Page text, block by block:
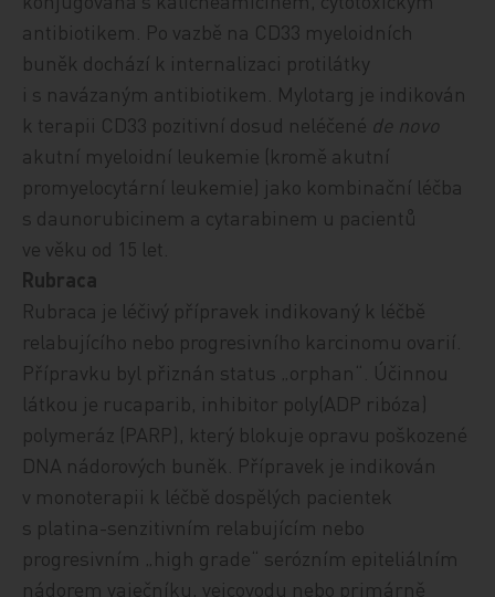
antibiotikem. Po vazbě na CD33 myeloidních
buněk dochází k internalizaci protilátky
i s navázaným antibiotikem. Mylotarg je indikován
k terapii CD33 pozitivní dosud neléčené de novo
akutní myeloidní leukemie (kromě akutní
promyelocytární leukemie) jako kombinační léčba
s daunorubicinem a cytarabinem u pacientů
ve věku od 15 let.
Rubraca
Rubraca je léčivý přípravek indikovaný k léčbě
relabujícího nebo progresivního karcinomu ovarií.
Přípravku byl přiznán status „orphan“. Účinnou
látkou je rucaparib, inhibitor poly(ADP ribóza)
polymeráz (PARP), který blokuje opravu poškozené
DNA nádorových buněk. Přípravek je indikován
v monoterapii k léčbě dospělých pacientek
s platina-senzitivním relabujícím nebo
progresivním „high grade“ serózním epiteliálním
nádorem vaječníku, vejcovodu nebo primárně